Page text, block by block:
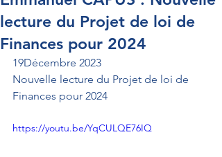
lecture du Projet de loi de
Finances pour 2024
19Décembre 2023
Nouvelle lecture du Projet de loi de
Finances pour 2024
https://youtu.be/YqCULQE76IQ